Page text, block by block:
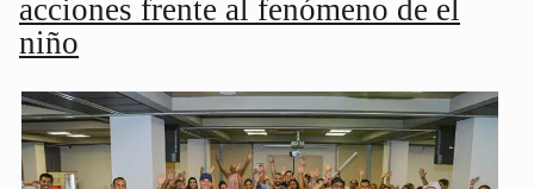
acciones frente al fenómeno de el
niño